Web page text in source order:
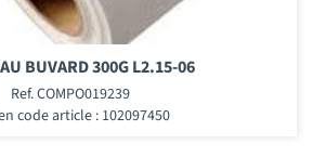
BUVARD 300G L2.15-06
Ref. COMPO019239
code article : 102097450